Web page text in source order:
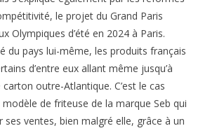
le projet du Grand Paris
Olympiques d’été en 2024 à Paris.
du pays lui-même, les produits français
d’entre eux allant même jusqu’à
outre-Atlantique. C’est le cas
de friteuse de la marque Seb qui
ses ventes, bien malgré elle, grâce à un